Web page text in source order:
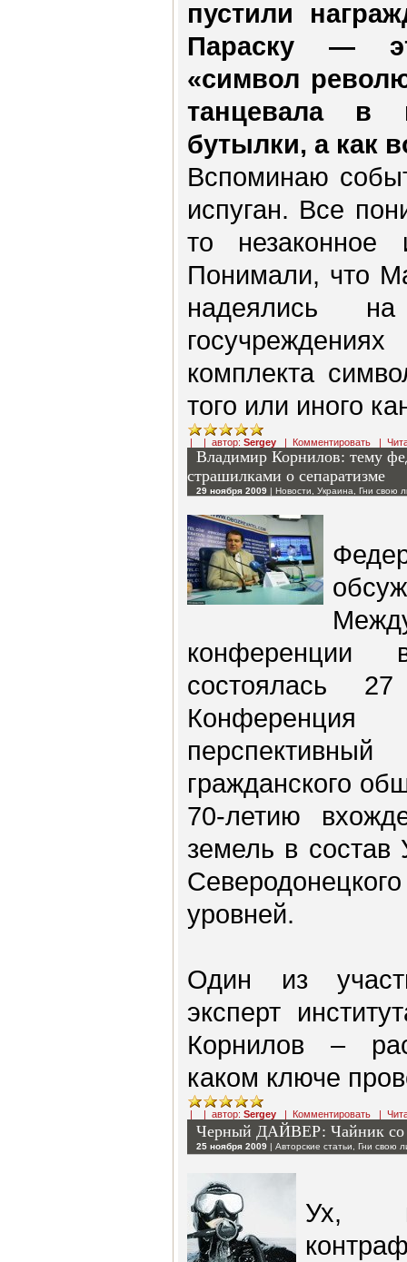
пустили
Параску —
«символ
танцевала в
бутылки, а как
Вспоминаю
испуган. Все
то незаконное
Понимали, что
надеялись
комплекта
того или иного
| | автор: Sergey | Комментировать |
Владимир Корнилов: тему
страшилками о сепаратизме
29 ноября 2009 | Новости Украина Гни свою
конференции
состоялась
гражданского
70-летию
земель в
уровней.
Один из
эксперт
Корнилов –
каком ключе
| | автор: Sergey | Комментировать |
Черный ДАЙВЕР: Чайник со
25 ноября 2009 | Авторские статьи Гни свою
Ух,